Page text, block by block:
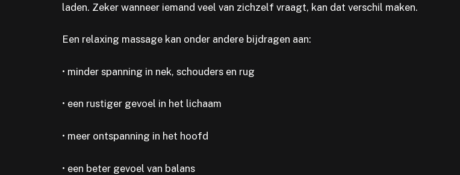
laden. Zeker wanneer iemand veel van zichzelf vraagt, kan dat verschil maken.
Een relaxing massage kan onder andere bijdragen aan:
• minder spanning in nek, schouders en rug
• een rustiger gevoel in het lichaam
• meer ontspanning in het hoofd
• een beter gevoel van balans